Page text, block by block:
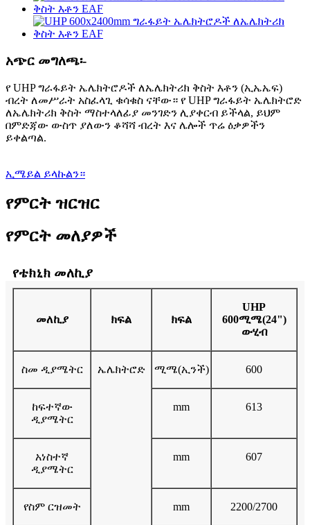
አጭር መግለጫ፡-
የ UHP ግራፋይት ኤሌክትሮዶች ለኤሌክትሪክ ቅስት እቶን (ኢኤኤፍ)
ብረት ለመሥራት አስፈላጊ ቁሳቁስ ናቸው። የ UHP ግራፋይት ኤሌክትሮድ
ለኤሌክትሪክ ቅስት ማስተላለፊያ መንገድን ሊያቀርብ ይችላል, ይህም
በምድጃው ውስጥ ያለውን ቆሻሻ ብረት እና ሌሎች ጥሬ ዕቃዎችን
ይቀልጣል.
ኢሜይል ይላኩልን።
የምርት ዝርዝር
የምርት መለያዎች
የቴክኒክ መለኪያ
መለኪያ ክፍል ክፍል
UHP
600ሚሜ(24")
ውሂብ
ስመ ዲያሜትር ኤሌክትሮድ ሚሜ(ኢንች) 600
ከፍተኛው
ዲያሜትር
mm 613
አነስተኛ
ዲያሜትር
mm 607
የስም ርዝመት mm 2200/2700